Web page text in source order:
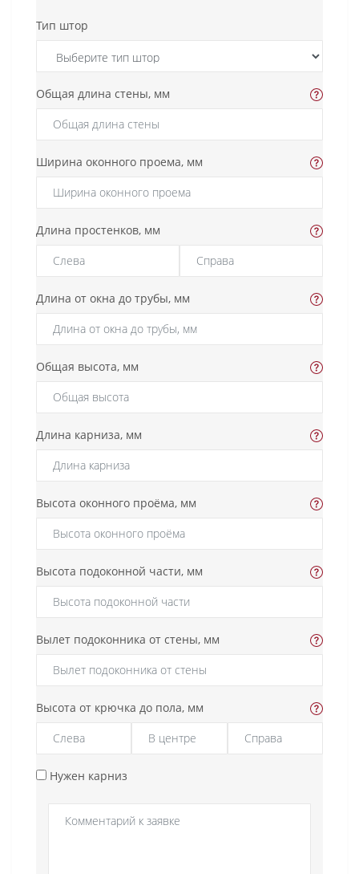
Тип штор
Общая длина стены, мм
Ширина оконного проема, мм
Длина простенков, мм
Длина от окна до трубы, мм
Общая высота, мм
Длина карниза, мм
Высота оконного проёма, мм
Высота подоконной части, мм
Вылет подоконника от стены, мм
Высота от крючка до пола, мм
Нужен карниз